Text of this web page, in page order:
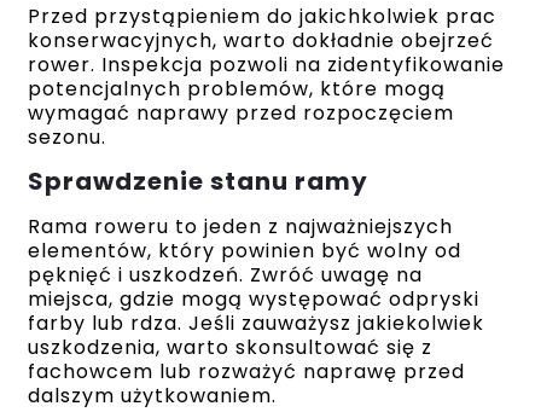
Przed przystąpieniem do jakichkolwiek prac
konserwacyjnych, warto dokładnie obejrzeć
rower. Inspekcja pozwoli na zidentyfikowanie
potencjalnych problemów, które mogą
wymagać naprawy przed rozpoczęciem
sezonu.
Sprawdzenie stanu ramy
Rama roweru to jeden z najważniejszych
elementów, który powinien być wolny od
pęknięć i uszkodzeń. Zwróć uwagę na
miejsca, gdzie mogą występować odpryski
farby lub rdza. Jeśli zauważysz jakiekolwiek
uszkodzenia, warto skonsultować się z
fachowcem lub rozważyć naprawę przed
dalszym użytkowaniem.